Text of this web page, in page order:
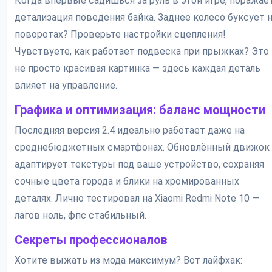
детализация поведения байка. Заднее колесо буксует
поворотах? Проверьте настройки сцепления!
Чувствуете, как работает подвеска при прыжках? Это
не просто красивая картинка — здесь каждая деталь
влияет на управление.
Графика и оптимизация: баланс мощности
Последняя версия 2.4 идеально работает даже на
среднебюджетных смартфонах. Обновлённый движок
адаптирует текстуры под ваше устройство, сохраняя
сочные цвета города и блики на хромированных
деталях. Лично тестировал на Xiaomi Redmi Note 10 —
лагов ноль, фпс стабильный.
Секреты профессионалов
Хотите выжать из мода максимум? Вот лайфхак: